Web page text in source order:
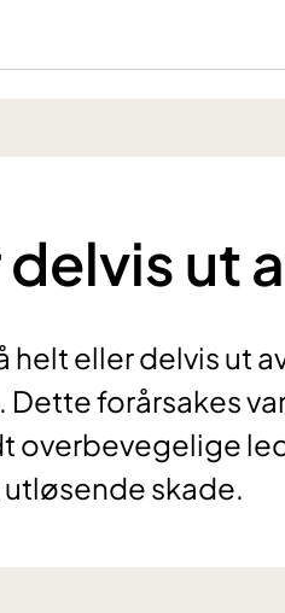
ut
eller delvis ut
forårsakes
overbevegelige
skade.